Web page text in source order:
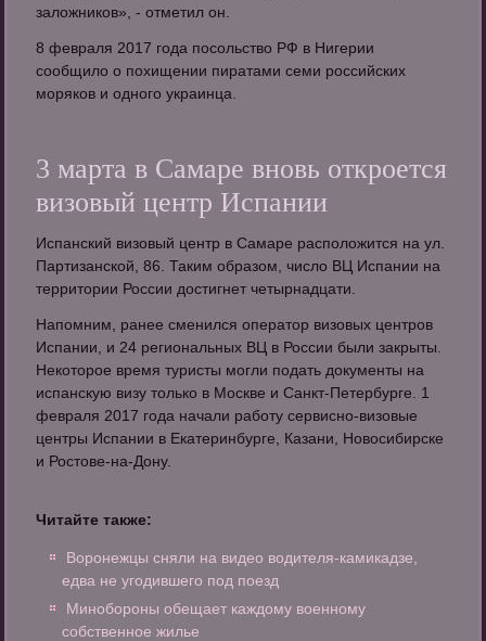
заложников», - отметил он.
8 февраля 2017 года посольство РФ в Нигерии
сообщило о похищении пиратами семи российских
моряков и одного украинца.
3 марта в Самаре вновь откроется
визовый центр Испании
Испанский визовый центр в Самаре расположится на ул.
Партизанской, 86. Таким образом, число ВЦ Испании на
территории России достигнет четырнадцати.
Напомним, ранее сменился оператор визовых центров
Испании, и 24 региональных ВЦ в России были закрыты.
Некоторое время туристы могли подать документы на
испанскую визу только в Москве и Санкт-Петербурге. 1
февраля 2017 года начали работу сервисно-визовые
центры Испании в Екатеринбурге, Казани, Новосибирске
и Ростове-на-Дону.
Читайте также:
Воронежцы сняли на видео водителя-камикадзе,
едва не угодившего под поезд
Минобороны обещает каждому военному
собственное жилье